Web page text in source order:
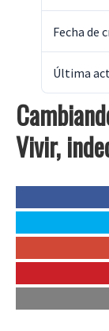
Fecha de
Última
Vivir,